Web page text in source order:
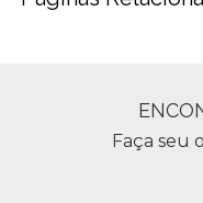
Faça seu